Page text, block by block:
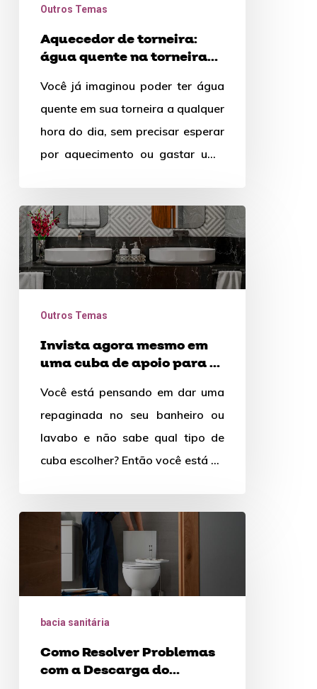
torneira
forma
Outros Temas
Aquecedor de torneira:
água quente na torneira
Você já imaginou poder ter água
quente em sua torneira a qualquer
hora do dia, sem precisar esperar
por aquecimento ou gastar uma
Invista
agora
mesmo
em
para
decoração!
Outros Temas
Invista agora mesmo em
uma cuba de apoio para a
Você está pensando em dar uma
repaginada no seu banheiro ou
lavabo e não sabe qual tipo de
cuba escolher? Então você está no
Resolver
bacia sanitária
Como Resolver Problemas
com a Descarga do